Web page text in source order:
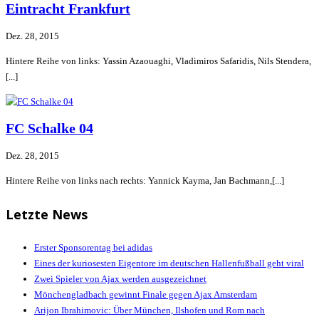
Eintracht Frankfurt
Dez. 28, 2015
Hintere Reihe von links: Yassin Azaouaghi, Vladimiros Safaridis, Nils Stendera,
[...]
FC Schalke 04
Dez. 28, 2015
Hintere Reihe von links nach rechts: Yannick Kayma, Jan Bachmann,[...]
Letzte News
Erster Sponsorentag bei adidas
Eines der kuriosesten Eigentore im deutschen Hallenfußball geht viral
Zwei Spieler von Ajax werden ausgezeichnet
Mönchengladbach gewinnt Finale gegen Ajax Amsterdam
Arijon Ibrahimovic: Über München, Ilshofen und Rom nach